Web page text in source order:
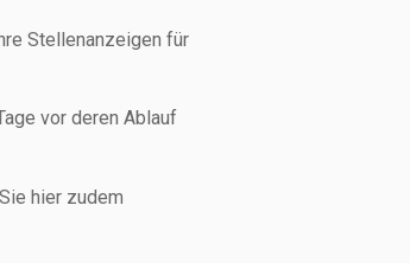
Stellenanzeigen für
vor deren Ablauf
hier zudem